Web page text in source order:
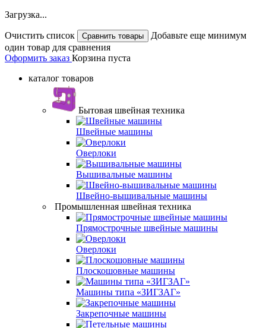
Загрузка...
Очистить список
Добавьте еще минимум
один товар для сравнения
Оформить заказ Корзина пуста
каталог товаров
Бытовая швейная техника
Швейные машины
Оверлоки
Вышивальные машины
Швейно-вышивальные машины
Промышленная швейная техника
Прямострочные швейные машины
Оверлоки
Плоскошовные машины
Машины типа «ЗИГЗАГ»
Закрепочные машины